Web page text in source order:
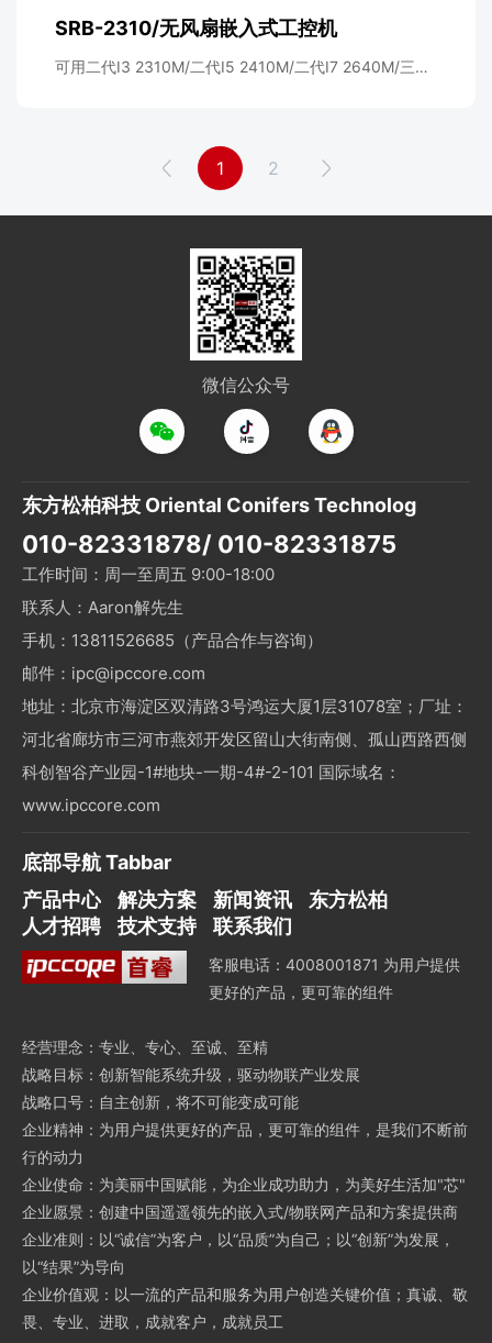
SRB-2310/无风扇嵌入式工控机
可用二代I3 2310M/二代I5 2410M/二代I7 2640M/三代
1 2
微信公众号
东方松柏科技 Oriental Conifers Technolog
010-82331878/ 010-82331875
工作时间：周一至周五 9:00-18:00
联系人：Aaron解先生
手机：13811526685（产品合作与咨询）
邮件：ipc@ipccore.com
地址：北京市海淀区双清路3号鸿运大厦1层31078室；厂址：
河北省廊坊市三河市燕郊开发区留山大街南侧、孤山西路西侧
科创智谷产业园-1#地块-一期-4#-2-101 国际域名：
www.ipccore.com
底部导航 Tabbar
产品中心
解决方案 新闻资讯
东方松柏
人才招聘
技术支持 联系我们
客服电话：4008001871 为用户提供
更好的产品，更可靠的组件
经营理念：专业、专心、至诚、至精
战略目标：创新智能系统升级，驱动物联产业发展
战略口号：自主创新，将不可能变成可能
企业精神：为用户提供更好的产品，更可靠的组件，是我们不断前
行的动力
企业使命：为美丽中国赋能，为企业成功助力，为美好生活加"芯"
企业愿景：创建中国遥遥领先的嵌入式/物联网产品和方案提供商
企业准则：以“诚信”为客户，以“品质”为自己；以“创新”为发展，
以“结果”为导向
企业价值观：以一流的产品和服务为用户创造关键价值；真诚、敬
畏、专业、进取，成就客户，成就员工